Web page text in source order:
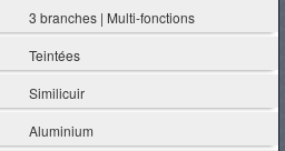
3 branches | Multi-fonctions
Teintées
Similicuir
Aluminium